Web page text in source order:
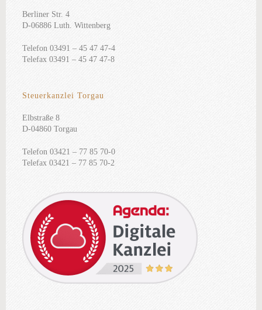
Berliner Str. 4
D-06886 Luth. Wittenberg
Telefon 03491 – 45 47 47-4
Telefax 03491 – 45 47 47-8
Steuerkanzlei Torgau
Elbstraße 8
D-04860 Torgau
Telefon 03421 – 77 85 70-0
Telefax 03421 – 77 85 70-2